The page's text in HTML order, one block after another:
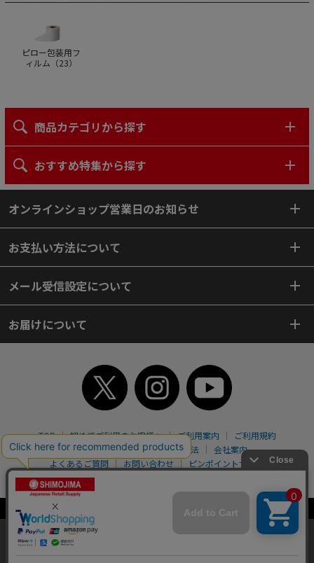
当サイトはクッキー（Cookie）を使用しています。Cookieの使用に同意いた
だける場合は「OK」をクリックしてください。
ピロー包装用フ
ィルム（23）
商品カテゴリから探す
おすすめ特集から探す
オンラインショップ営業日のお知らせ
お支払い方法について
メール受信設定について
お届けについて
TOP 初めてご利用のお客様へ ご利用案内
ご利用規約
個人情報保護方針
特定商取引法
会社案内
よくあるご質問
お問い合わせ
ピンポイントサーチ
サイトマップ
Copyright© 2018 SHIMOJIMA Co.,Ltd. All Rights Reserved.